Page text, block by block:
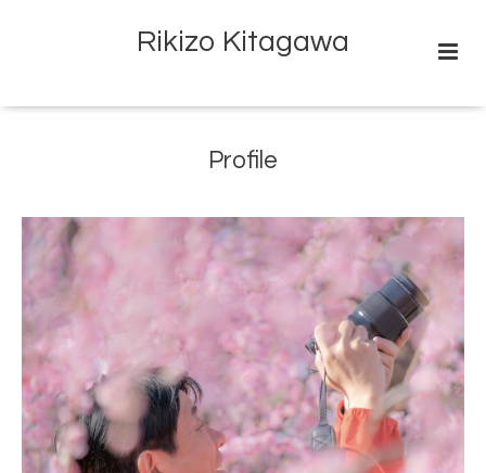
Rikizo Kitagawa
Profile